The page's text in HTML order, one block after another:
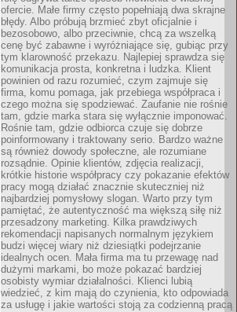
ofercie. Małe firmy często popełniają dwa skrajne
błędy. Albo próbują brzmieć zbyt oficjalnie i
bezosobowo, albo przeciwnie, chcą za wszelką
cenę być zabawne i wyróżniające się, gubiąc przy
tym klarowność przekazu. Najlepiej sprawdza się
komunikacja prosta, konkretna i ludzka. Klient
powinien od razu rozumieć, czym zajmuje się
firma, komu pomaga, jak przebiega współpraca i
czego można się spodziewać. Zaufanie nie rośnie
tam, gdzie marka stara się wyłącznie imponować.
Rośnie tam, gdzie odbiorca czuje się dobrze
poinformowany i traktowany serio. Bardzo ważne
są również dowody społeczne, ale rozumiane
rozsądnie. Opinie klientów, zdjęcia realizacji,
krótkie historie współpracy czy pokazanie efektów
pracy mogą działać znacznie skuteczniej niż
najbardziej pomysłowy slogan. Warto przy tym
pamiętać, że autentyczność ma większą siłę niż
przesadzony marketing. Kilka prawdziwych
rekomendacji napisanych normalnym językiem
budzi więcej wiary niż dziesiątki podejrzanie
idealnych ocen. Mała firma ma tu przewagę nad
dużymi markami, bo może pokazać bardziej
osobisty wymiar działalności. Klienci lubią
wiedzieć, z kim mają do czynienia, kto odpowiada
za usługę i jakie wartości stoją za codzienną pracą